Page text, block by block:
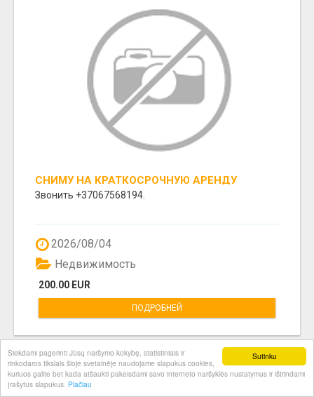
Sutinku
Siekdami pagerinti Jūsų naršymo kokybę, statistiniais ir
rinkodaros tikslais šioje svetainėje naudojame slapukus cookies,
kuriuos galite bet kada atšaukti pakeisdami savo interneto naršyklės nustatymus ir ištrindami
įrašytus slapukus. Plačiau
СНИМУ НА КРАТКОСРОЧНУЮ АРЕНДУ
КВАРТИРУ, ИЛИ ГОСТЕВОЙ НОМЕР С
УДОБСТВАМИ.
Звонить +37067568194.
2026/08/04
200.00 EUR
Недвижимость
ПОДРОБНЕЙ